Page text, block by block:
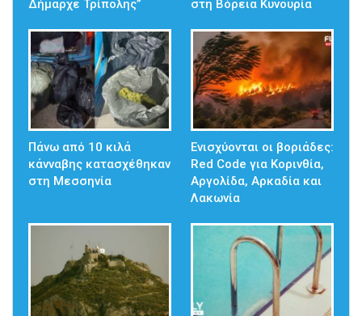
Δήμαρχε Τρίπολης” στη Βόρεια Κυνουρία
Πάνω από 10 κιλά
κάνναβης κατασχέθηκαν
στη Μεσσηνία
Ενισχύονται οι βοριάδες:
Red Code για Κορινθία,
Αργολίδα, Αρκαδία και
Λακωνία